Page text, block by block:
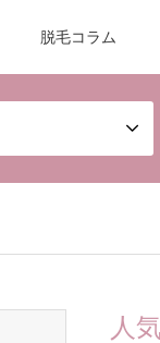
脱毛コラム
人